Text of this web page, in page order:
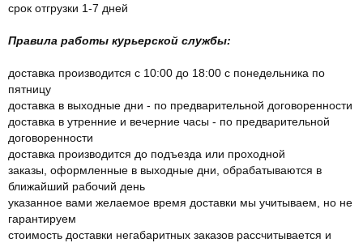
срок отгрузки 1-7 дней
Правила работы курьерской службы:
доставка производится с 10:00 до 18:00 с понедельника по
пятницу
доставка в выходные дни - по предварительной договоренности
доставка в утренние и вечерние часы - по предварительной
договоренности
доставка производится до подъезда или проходной
заказы, оформленные в выходные дни, обрабатываются в
ближайший рабочий день
указанное вами желаемое время доставки мы учитываем, но не
гарантируем
стоимость доставки негабаритных заказов рассчитывается и